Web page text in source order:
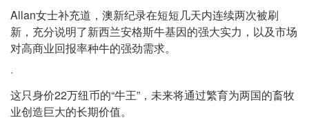
Allan女士补充道，澳新纪录在短短几天内连续两次被刷
新，充分说明了新西兰安格斯牛基因的强大实力，以及市场
对高商业回报率种牛的强劲需求。
·
这只身价22万纽币的“牛王”，未来将通过繁育为两国的畜牧
业创造巨大的长期价值。